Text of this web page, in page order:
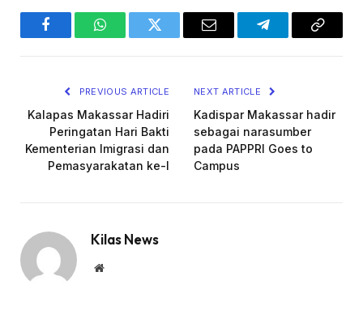
FacebookWhatsAppTwitter Email TelegramCopy
PREVIOUS ARTICLE
Kalapas Makassar Hadiri
Peringatan Hari Bakti
Kementerian Imigrasi dan
Pemasyarakatan ke-I
NEXT ARTICLE
Kadispar Makassar hadir
sebagai narasumber
pada PAPPRI Goes to
Campus
Kilas News
Website